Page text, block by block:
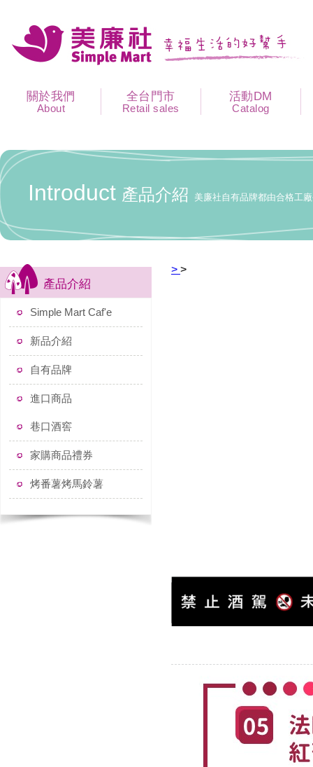
關於我們
About
全台門市
Retail sales
活動DM
Catalog
Introduct 產品介紹 美廉社自有品牌都由合格工
產品介紹
Simple Mart Caf'e
新品介紹
自有品牌
進口商品
巷口酒窖
家購商品禮券
烤番薯烤馬鈴薯
> >